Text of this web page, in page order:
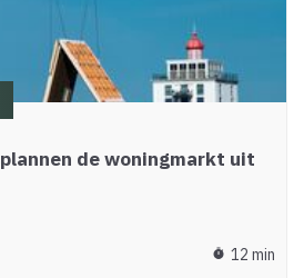
de woningmarkt uit
timer 12 min